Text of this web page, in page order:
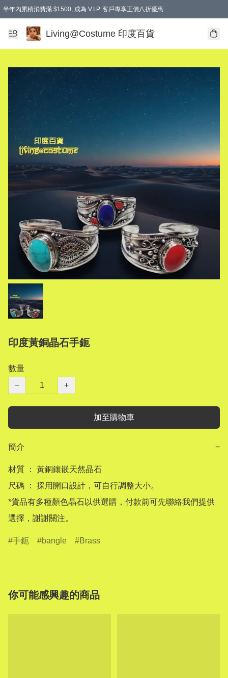
半年內累積消費滿 $1500, 成為 V.I.P. 客戶專享正價八折優惠
滿$600免本地運費
Living@Costume 印度百貨
印度黃銅晶石手鈪
數量
−
+
加至購物車
簡介 −
材質 ： 黃銅鑲嵌天然晶石
尺碼 ： 採用開口設計，可自行調整大小。
*貨品有多種顏色晶石以供選購，付款前可先聯絡我們提供
選擇，謝謝關注。
手鈪 bangle Brass
你可能感興趣的商品